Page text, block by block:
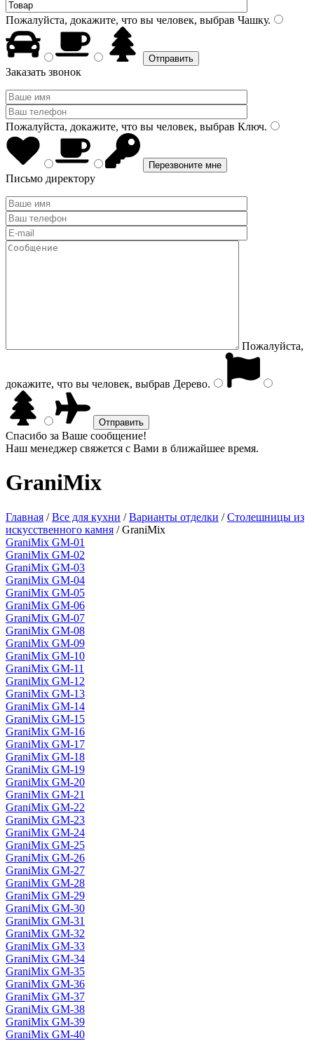
Пожалуйста, докажите, что вы человек, выбрав Чашку.
Заказать звонок
Пожалуйста, докажите, что вы человек, выбрав Ключ.
Письмо директору
Пожалуйста,
докажите, что вы человек, выбрав Дерево.
Спасибо за Ваше сообщение!
Наш менеджер свяжется с Вами в ближайшее время.
GraniMix
Главная /Все для кухни /Варианты отделки /Столешницы из
искусственного камня /GraniMix
GraniMix GM-01
GraniMix GM-02
GraniMix GM-03
GraniMix GM-04
GraniMix GM-05
GraniMix GM-06
GraniMix GM-07
GraniMix GM-08
GraniMix GM-09
GraniMix GM-10
GraniMix GM-11
GraniMix GM-12
GraniMix GM-13
GraniMix GM-14
GraniMix GM-15
GraniMix GM-16
GraniMix GM-17
GraniMix GM-18
GraniMix GM-19
GraniMix GM-20
GraniMix GM-21
GraniMix GM-22
GraniMix GM-23
GraniMix GM-24
GraniMix GM-25
GraniMix GM-26
GraniMix GM-27
GraniMix GM-28
GraniMix GM-29
GraniMix GM-30
GraniMix GM-31
GraniMix GM-32
GraniMix GM-33
GraniMix GM-34
GraniMix GM-35
GraniMix GM-36
GraniMix GM-37
GraniMix GM-38
GraniMix GM-39
GraniMix GM-40